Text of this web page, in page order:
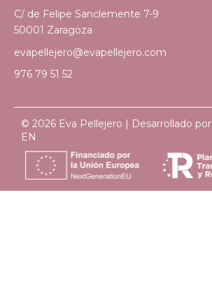
C/ de Felipe Sanclemente 7-9
50001 Zaragoza
evapellejero@evapellejero.com
976 79 51 52
© 2026 Eva Pellejero | Desarrollado por
EN